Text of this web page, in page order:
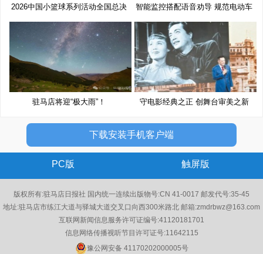
2026中国小篮球系列活动全国总决
赛
智能监控搭配语音劝导 规范电动车
驻马店将迎“极大雨”！ 守电影经典之正 创舞台审美之新
下载安装手机客户端
PC版 触屏版
版权所有:驻马店日报社 国内统一连续出版物号:CN 41-0017 邮发代号:35-45
地址:驻马店市练江大道与驿城大道交叉口向西300米路北 邮箱:zmdrbwz@163.com
互联网新闻信息服务许可证编号:41120181701
信息网络传播视听节目许可证号:11642115
豫公网安备 41170202000005号